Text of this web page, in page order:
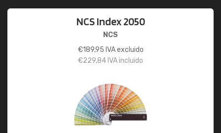
NCS Index 2050
NCS
€189,95 IVA excluido
€229,84 IVA incluido